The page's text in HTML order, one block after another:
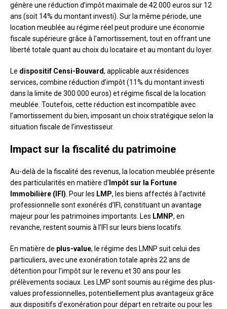
génère une réduction d’impôt maximale de 42 000 euros sur 12
ans (soit 14% du montant investi). Sur la même période, une
location meublée au régime réel peut produire une économie
fiscale supérieure grâce à l’amortissement, tout en offrant une
liberté totale quant au choix du locataire et au montant du loyer.
Le dispositif Censi-Bouvard, applicable aux résidences
services, combine réduction d’impôt (11% du montant investi
dans la limite de 300 000 euros) et régime fiscal de la location
meublée. Toutefois, cette réduction est incompatible avec
l’amortissement du bien, imposant un choix stratégique selon la
situation fiscale de l’investisseur.
Impact sur la fiscalité du patrimoine
Au-delà de la fiscalité des revenus, la location meublée présente
des particularités en matière d’ Impôt sur la Fortune
Immobilière (IFI) . Pour les LMP, les biens affectés à l’activité
professionnelle sont exonérés d’IFI, constituant un avantage
majeur pour les patrimoines importants. Les LMNP, en
revanche, restent soumis à l’IFI sur leurs biens locatifs.
En matière de plus-value, le régime des LMNP suit celui des
particuliers, avec une exonération totale après 22 ans de
détention pour l’impôt sur le revenu et 30 ans pour les
prélèvements sociaux. Les LMP sont soumis au régime des plus-
values professionnelles, potentiellement plus avantageux grâce
aux dispositifs d’exonération pour départ en retraite ou pour les